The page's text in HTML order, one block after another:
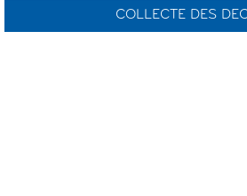
COLLECTE DES